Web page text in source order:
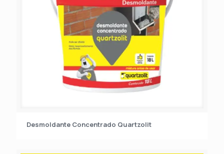
Desmoldante Concentrado Quartzolit